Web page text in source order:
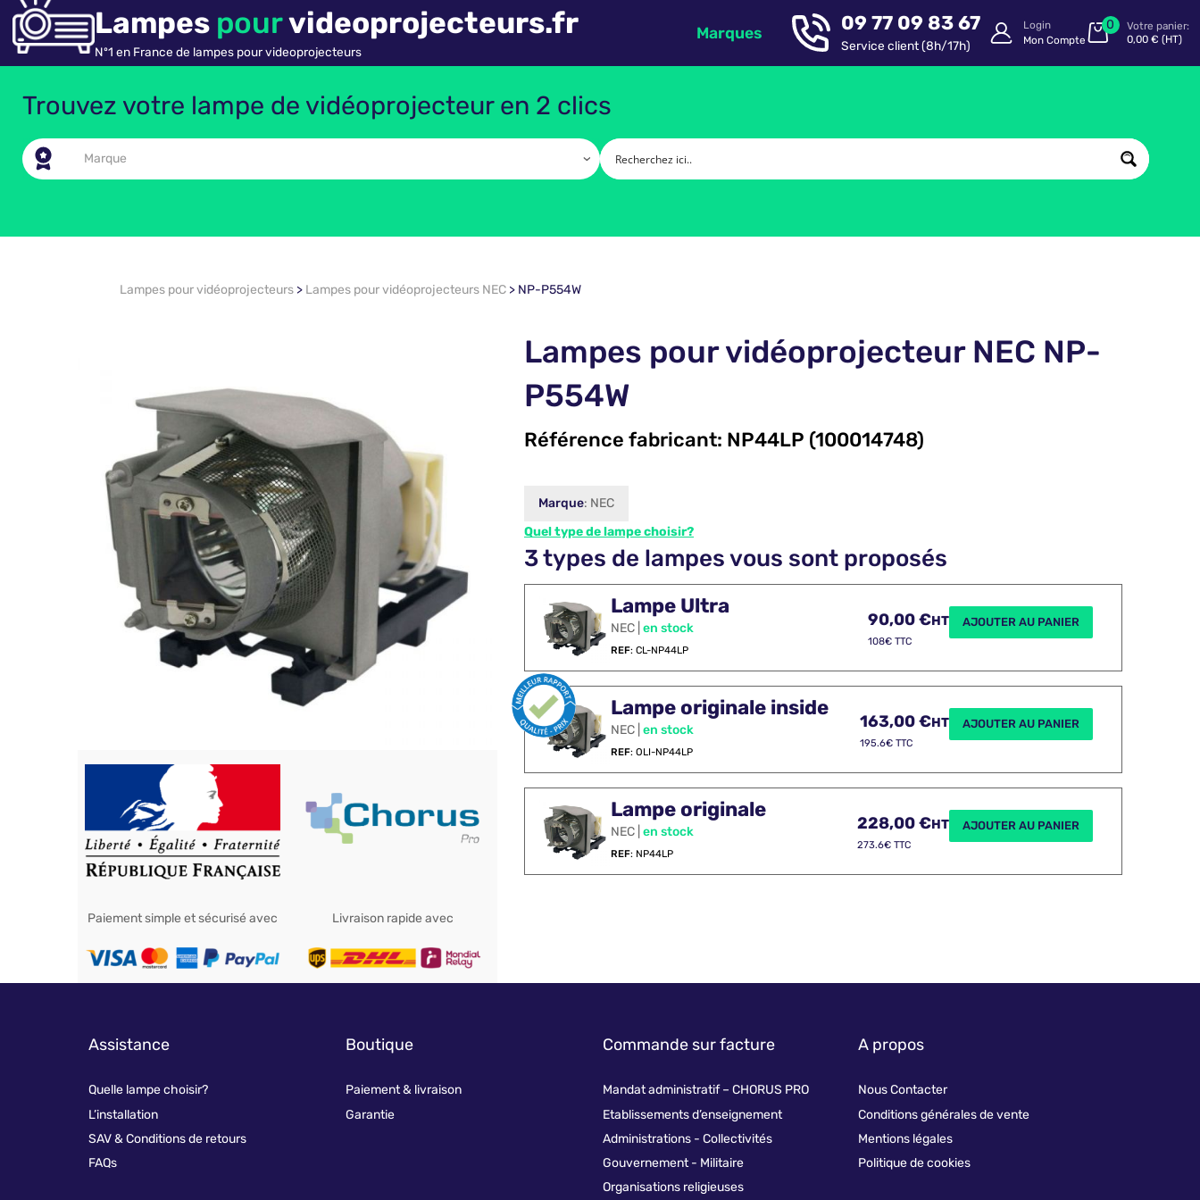
Lampes pourvideoprojecteurs.fr
Nº1 en France de lampes pour videoprojecteurs
Marques 09 77 09 83 67
Service client (8h/17h)
Login
Mon Compte
0
Votre panier:
0,00€ (HT)
Trouvez votre lampe de vidéoprojecteur en 2 clics
Lampes pour vidéoprojecteurs > Lampes pour vidéoprojecteurs NEC > NP-P554W
Paiement simple et sécurisé avec Livraison rapide avec
Lampes pour vidéoprojecteur NEC NP-
P554W
Référence fabricant: NP44LP (100014748)
Marque: NEC
Quel type de lampe choisir?
3 types de lampes vous sont proposés
Lampe Ultra
NEC | en stock
REF: CL-NP44LP
90,00€HT AJOUTER AU PANIER
108€ TTC
Lampe originale inside
NEC | en stock
REF: OLI-NP44LP
163,00€HT AJOUTER AU PANIER
195.6€ TTC
Lampe originale
NEC | en stock
REF: NP44LP
228,00€HT AJOUTER AU PANIER
273.6€ TTC
Assistance
Quelle lampe choisir?
L’installation
SAV & Conditions de retours
FAQs
Boutique
Paiement & livraison
Garantie
Commande sur facture
Mandat administratif – CHORUS PRO
Etablissements d’enseignement
Administrations - Collectivités
Gouvernement - Militaire
Organisations religieuses
A propos
Nous Contacter
Conditions générales de vente
Mentions légales
Politique de cookies